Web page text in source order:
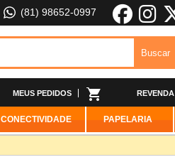
(81) 98652-0997
MEUS PEDIDOS REVENDA
CONECTIVIDADE PAPELARIA